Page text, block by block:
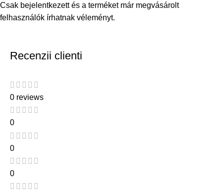
Csak bejelentkezett és a terméket már megvásárolt
felhasználók írhatnak véleményt.
Recenzii clienti
0 reviews
0
0
0